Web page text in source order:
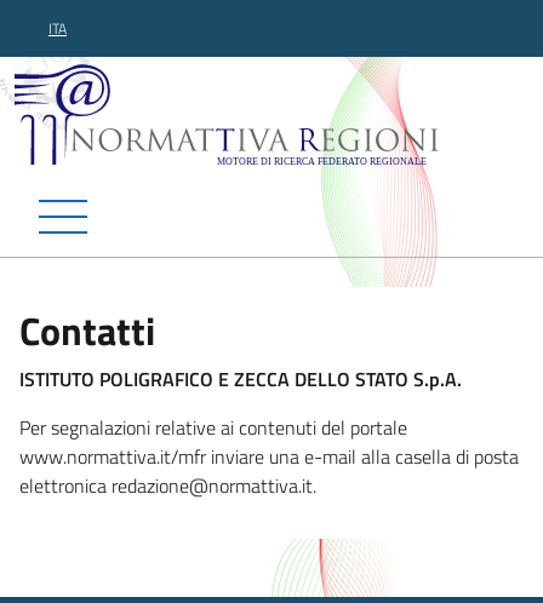
ITA
Normattiva Regioni -
Contatti
ISTITUTO POLIGRAFICO E ZECCA DELLO STATO S.p.A.
Per segnalazioni relative ai contenuti del portale
www.normattiva.it/mfr inviare una e-mail alla casella di posta
elettronica redazione@normattiva.it.